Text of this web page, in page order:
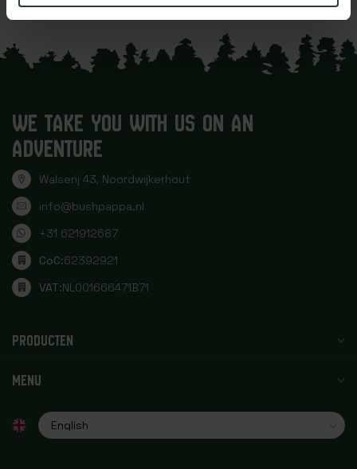
WE TAKE YOU WITH US ON AN
ADVENTURE
Walserij 43, Noordwijkerhout
info@bushpappa.nl
+31 621912687
CoC:62392921
VAT:NL001666471B71
PRODUCTEN
MENU